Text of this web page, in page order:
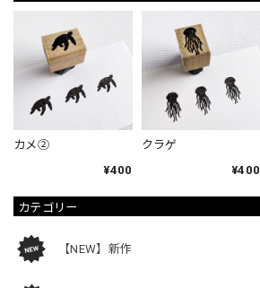
カテゴリー
【NEW】新作
カメ②
¥400
クラゲ
¥400